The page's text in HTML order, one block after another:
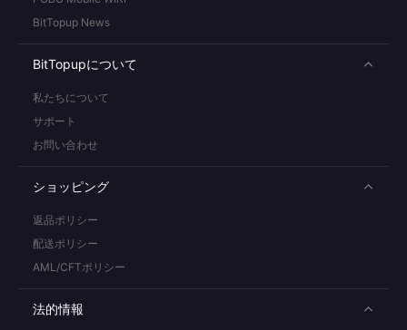
BitTopup News
BitTopupについて
私たちについて
サポート
お問い合わせ
ショッピング
返品ポリシー
配送ポリシー
AML/CFTポリシー
法的情報